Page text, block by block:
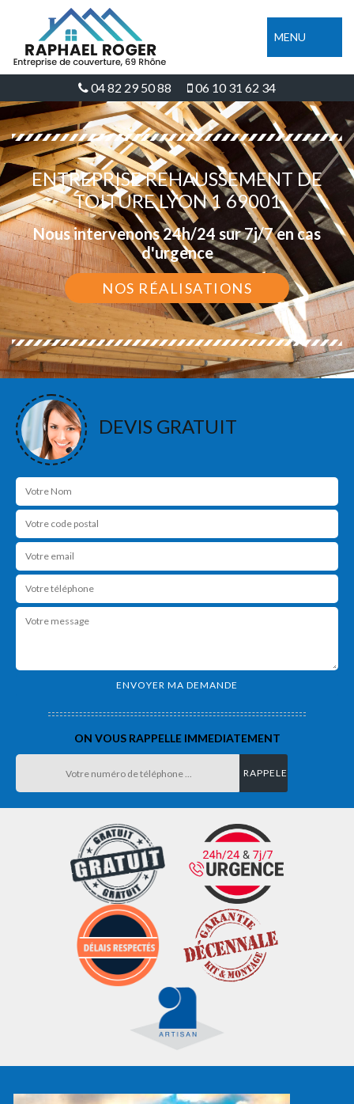
MENU
04 82 29 50 88 06 10 31 62 34
ENTREPRISE REHAUSSEMENT DE
TOITURE LYON 1 69001
Nous intervenons 24h/24 sur 7j/7 en cas
d'urgence
NOS RÉALISATIONS
DEVIS GRATUIT
ON VOUS RAPPELLE IMMEDIATEMENT